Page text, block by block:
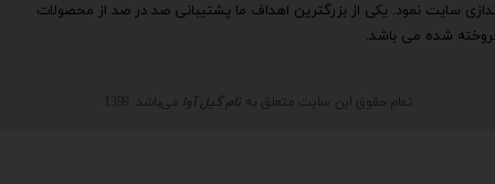
سایت نمود. یکی از بزرگترین اهداف ما پشتیبانی صد در صد از محصولات
شده می باشد.
تمام حقوق این سایت متعلق به نام گیل آوا می‌باشد. 1399